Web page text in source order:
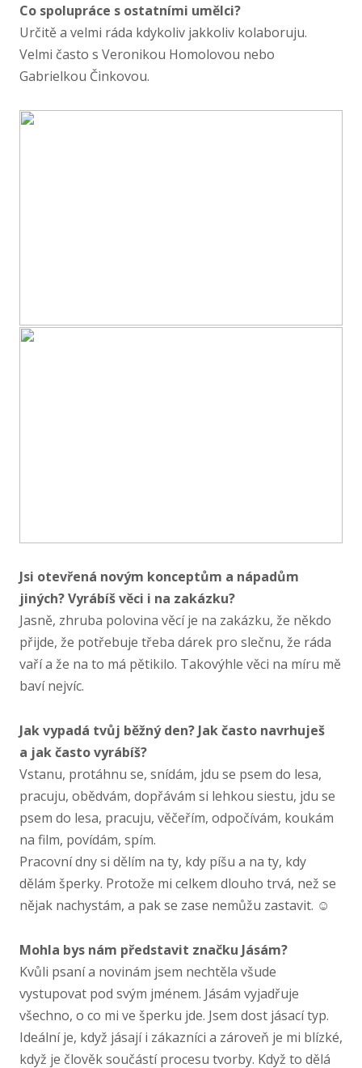
Co spolupráce s ostatními umělci?
Určitě a velmi ráda kdykoliv jakkoliv kolaboruju.
Velmi často s Veronikou Homolovou nebo
Gabrielkou Činkovou.
Jsi otevřená novým konceptům a nápadům
jiných? Vyrábíš věci i na zakázku?
Jasně, zhruba polovina věcí je na zakázku, že někdo
přijde, že potřebuje třeba dárek pro slečnu, že ráda
vaří a že na to má pětikilo. Takovýhle věci na míru mě
baví nejvíc.
Jak vypadá tvůj běžný den? Jak často navrhuješ
a jak často vyrábíš?
Vstanu, protáhnu se, snídám, jdu se psem do lesa,
pracuju, obědvám, dopřávám si lehkou siestu, jdu se
psem do lesa, pracuju, věčeřím, odpočívám, koukám
na film, povídám, spím.
Pracovní dny si dělím na ty, kdy píšu a na ty, kdy
dělám šperky. Protože mi celkem dlouho trvá, než se
nějak nachystám, a pak se zase nemůžu zastavit. ☺
Mohla bys nám představit značku Jásám?
Kvůli psaní a novinám jsem nechtěla všude
vystupovat pod svým jménem. Jásám vyjadřuje
všechno, o co mi ve šperku jde. Jsem dost jásací typ.
Ideální je, když jásají i zákazníci a zároveň je mi blízké,
když je člověk součástí procesu tvorby. Když to dělá